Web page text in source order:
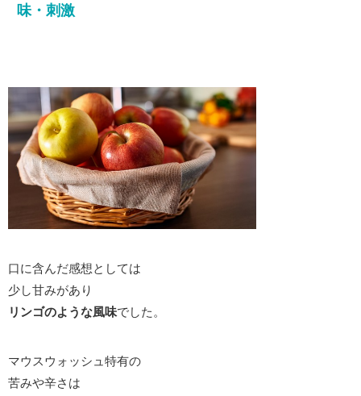
味・刺激
口に含んだ感想としては
少し甘みがあり
リンゴのような風味でした。
マウスウォッシュ特有の
苦みや辛さは